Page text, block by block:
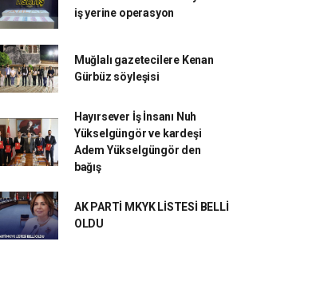
iş yerine operasyon
Muğlalı gazetecilere Kenan
Gürbüz söyleşisi
Hayırsever İş İnsanı Nuh
Yükselgüngör ve kardeşi
Adem Yükselgüngör den
bağış
AK PARTİ MKYK LİSTESİ BELLİ
OLDU